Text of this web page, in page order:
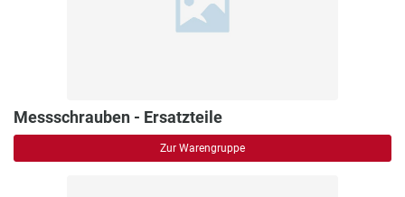
Messschrauben - Ersatzteile
Zur Warengruppe